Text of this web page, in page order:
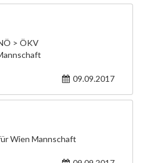
> ÖKV
09.09.2017
Wien Mannschaft